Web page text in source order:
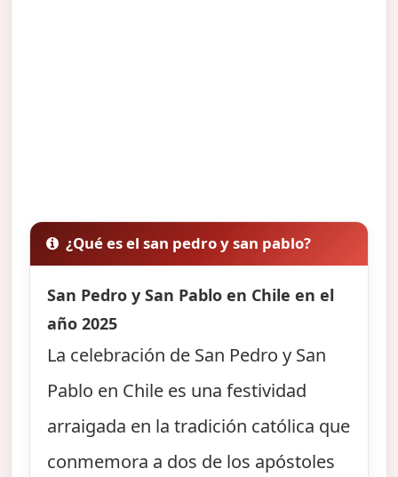
¿Qué es el san pedro y san pablo?
San Pedro y San Pablo en Chile en el
año 2025
La celebración de San Pedro y San
Pablo en Chile es una festividad
arraigada en la tradición católica que
conmemora a dos de los apóstoles